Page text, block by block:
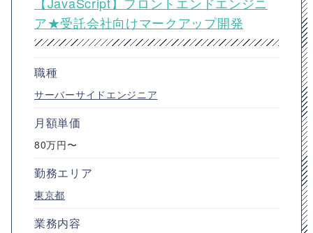
ア★受託会社向けマークアップ開発
職種
サーバーサイドエンジニア
月額単価
80万円〜
勤務エリア
東京都
業務内容